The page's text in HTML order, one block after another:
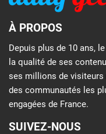
À PROPOS
Depuis plus de 10 ans,
la qualité de ses
ses millions de visiteurs
des communautés les
engagées de France.
SUIVEZ-NOUS